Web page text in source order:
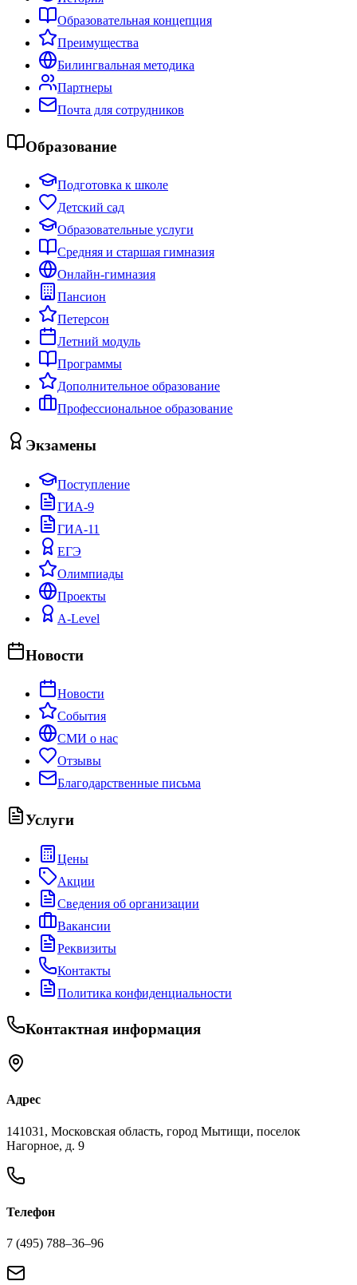
Образовательная концепция
Преимущества
Билингвальная методика
Партнеры
Почта для сотрудников
Образование
Подготовка к школе
Детский сад
Образовательные услуги
Средняя и старшая гимназия
Онлайн-гимназия
Пансион
Петерсон
Летний модуль
Программы
Дополнительное образование
Профессиональное образование
Экзамены
Поступление
ГИА-9
ГИА-11
ЕГЭ
Олимпиады
Проекты
A-Level
Новости
Новости
События
СМИ о нас
Отзывы
Благодарственные письма
Услуги
Цены
Акции
Сведения об организации
Вакансии
Реквизиты
Контакты
Политика конфиденциальности
Контактная информация
Адрес
141031, Московская область, город Мытищи, поселок
Нагорное, д. 9
Телефон
7 (495) 788‒36‒96